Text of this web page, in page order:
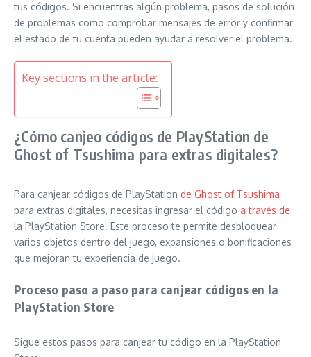
tus códigos. Si encuentras algún problema, pasos de solución
de problemas como comprobar mensajes de error y confirmar
el estado de tu cuenta pueden ayudar a resolver el problema.
Key sections in the article:
¿Cómo canjeo códigos de PlayStation de
Ghost of Tsushima para extras digitales?
Para canjear códigos de PlayStation de Ghost of Tsushima
para extras digitales, necesitas ingresar el código a través de
la PlayStation Store. Este proceso te permite desbloquear
varios objetos dentro del juego, expansiones o bonificaciones
que mejoran tu experiencia de juego.
Proceso paso a paso para canjear códigos en la
PlayStation Store
Sigue estos pasos para canjear tu código en la PlayStation